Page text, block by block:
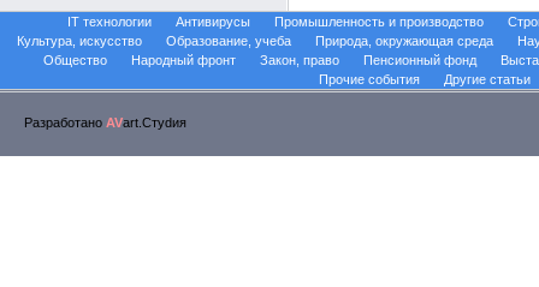
IT технологии Антивирусы Промышленность и производство
Культура, искусство
Образование, учеба Природа, окружающая среда
Общество
Народный фронт Закон, право Пенсионный фонд
Прочие события
Другие статьи
Разработано AVart.Стуdия